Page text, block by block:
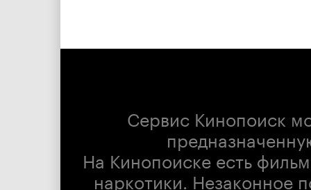
Сервис Кинопоиск
На Кинопоиске есть
наркотики. Незаконное